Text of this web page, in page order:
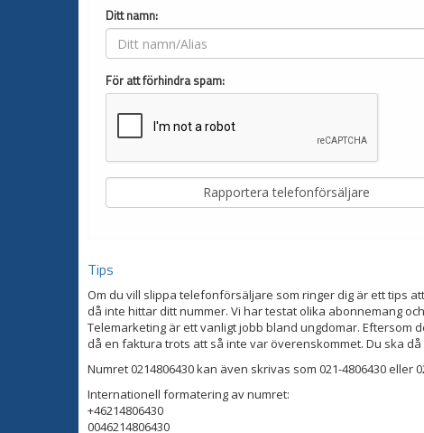
Ditt namn:
För att förhindra spam:
Tips
Om du vill slippa telefonförsäljare som ringer dig är ett tips
då inte hittar ditt nummer. Vi har testat olika abonnemang
Telemarketing är ett vanligt jobb bland ungdomar.
då en faktura trots att så inte var överenskommet. Du ska
Numret 0214806430 kan även skrivas som 021-4806430 eller
Internationell formatering av numret:
+46214806430
0046214806430